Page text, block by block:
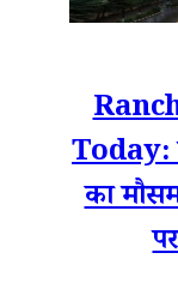
Today:
का